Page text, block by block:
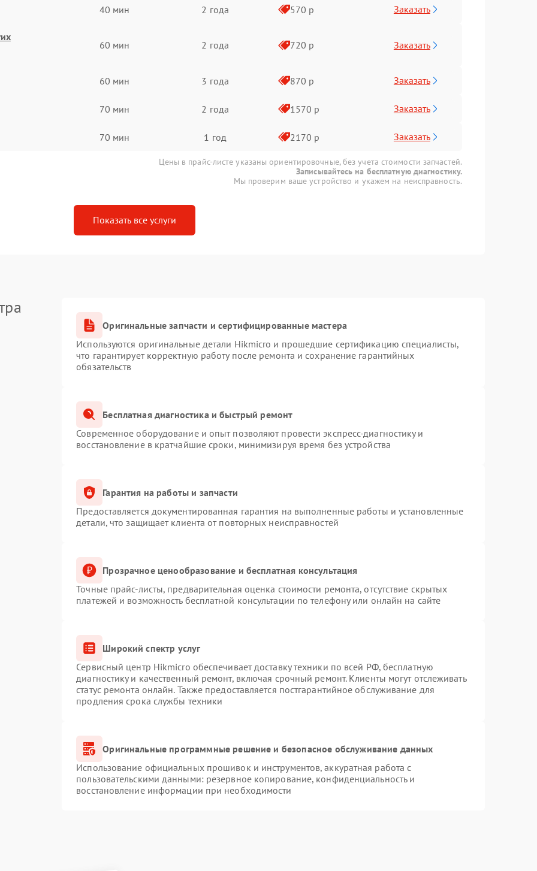
40 мин 2 года 570 р Заказать
60 мин 2 года 720 р Заказать
60 мин 3 года 870 р Заказать
70 мин 2 года 1570 р Заказать
70 мин 1 год 2170 р Заказать
Цены в прайс-листе указаны ориентировочные, без учета стоимости запчастей.
Записывайтесь на бесплатную диагностику.
Мы проверим ваше устройство и укажем на неисправность.
Показать все услуги
Оригинальные запчасти и сертифицированные мастера
Используются оригинальные детали Hikmicro и прошедшие сертификацию специалисты,
что гарантирует корректную работу после ремонта и сохранение гарантийных
обязательств
Бесплатная диагностика и быстрый ремонт
Современное оборудование и опыт позволяют провести экспресс-диагностику и
восстановление в кратчайшие сроки, минимизируя время без устройства
Гарантия на работы и запчасти
Предоставляется документированная гарантия на выполненные работы и установленные
детали, что защищает клиента от повторных неисправностей
Прозрачное ценообразование и бесплатная консультация
Точные прайс-листы, предварительная оценка стоимости ремонта, отсутствие скрытых
платежей и возможность бесплатной консультации по телефону или онлайн на сайте
Широкий спектр услуг
Сервисный центр Hikmicro обеспечивает доставку техники по всей РФ, бесплатную
диагностику и качественный ремонт, включая срочный ремонт. Клиенты могут отслеживать
статус ремонта онлайн. Также предоставляется постгарантийное обслуживание для
продления срока службы техники
Оригинальные программные решение и безопасное обслуживание данных
Использование официальных прошивок и инструментов, аккуратная работа с
пользовательскими данными: резервное копирование, конфиденциальность и
восстановление информации при необходимости